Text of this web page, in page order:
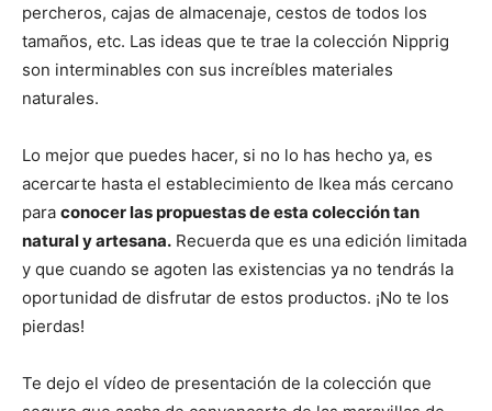
percheros, cajas de almacenaje, cestos de todos los
tamaños, etc. Las ideas que te trae la colección Nipprig
son interminables con sus increíbles materiales
naturales.
Lo mejor que puedes hacer, si no lo has hecho ya, es
acercarte hasta el establecimiento de Ikea más cercano
para conocer las propuestas de esta colección tan
natural y artesana. Recuerda que es una edición limitada
y que cuando se agoten las existencias ya no tendrás la
oportunidad de disfrutar de estos productos. ¡No te los
pierdas!
Te dejo el vídeo de presentación de la colección que